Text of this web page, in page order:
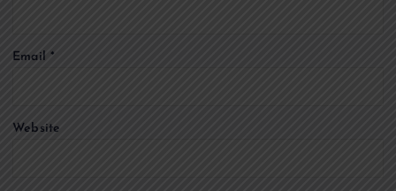
o
Email *
Website